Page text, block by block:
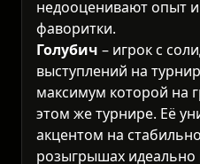
недооценивают опыт
фаворитки.
Голубич – игрок с
выступлений на
максимум которой на
этом же турнире. Её
акцентом на
розыгрышах идеально